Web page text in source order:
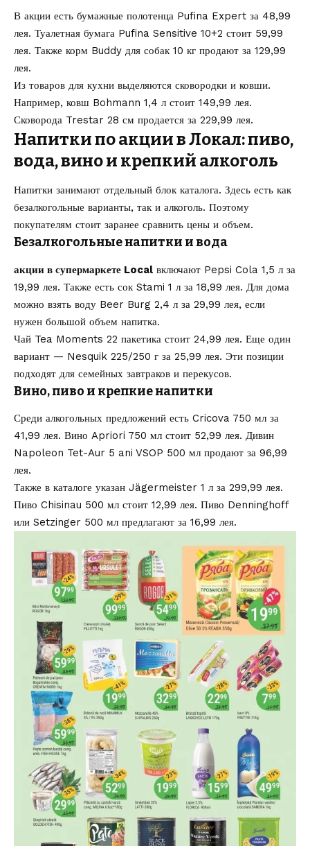
В акции есть бумажные полотенца Pufina Expert за 48,99
лея. Туалетная бумага Pufina Sensitive 10+2 стоит 59,99
лея. Также корм Buddy для собак 10 кг продают за 129,99
лея.
Из товаров для кухни выделяются сковородки и ковши.
Например, ковш Bohmann 1,4 л стоит 149,99 лея.
Сковорода Trestar 28 см продается за 229,99 лея.
Напитки по акции в Локал: пиво,
вода, вино и крепкий алкоголь
Напитки занимают отдельный блок каталога. Здесь есть как
безалкогольные варианты, так и алкоголь. Поэтому
покупателям стоит заранее сравнить цены и объем.
Безалкогольные напитки и вода
акции в супермаркете Local включают Pepsi Cola 1,5 л за
19,99 лея. Также есть сок Stami 1 л за 18,99 лея. Для дома
можно взять воду Beer Burg 2,4 л за 29,99 лея, если
нужен большой объем напитка.
Чай Tea Moments 22 пакетика стоит 24,99 лея. Еще один
вариант — Nesquik 225/250 г за 25,99 лея. Эти позиции
подходят для семейных завтраков и перекусов.
Вино, пиво и крепкие напитки
Среди алкогольных предложений есть Cricova 750 мл за
41,99 лея. Вино Apriori 750 мл стоит 52,99 лея. Дивин
Napoleon Tet-Aur 5 ani VSOP 500 мл продают за 96,99
лея.
Также в каталоге указан Jägermeister 1 л за 299,99 лея.
Пиво Chisinau 500 мл стоит 12,99 лея. Пиво Denninghoff
или Setzinger 500 мл предлагают за 16,99 лея.